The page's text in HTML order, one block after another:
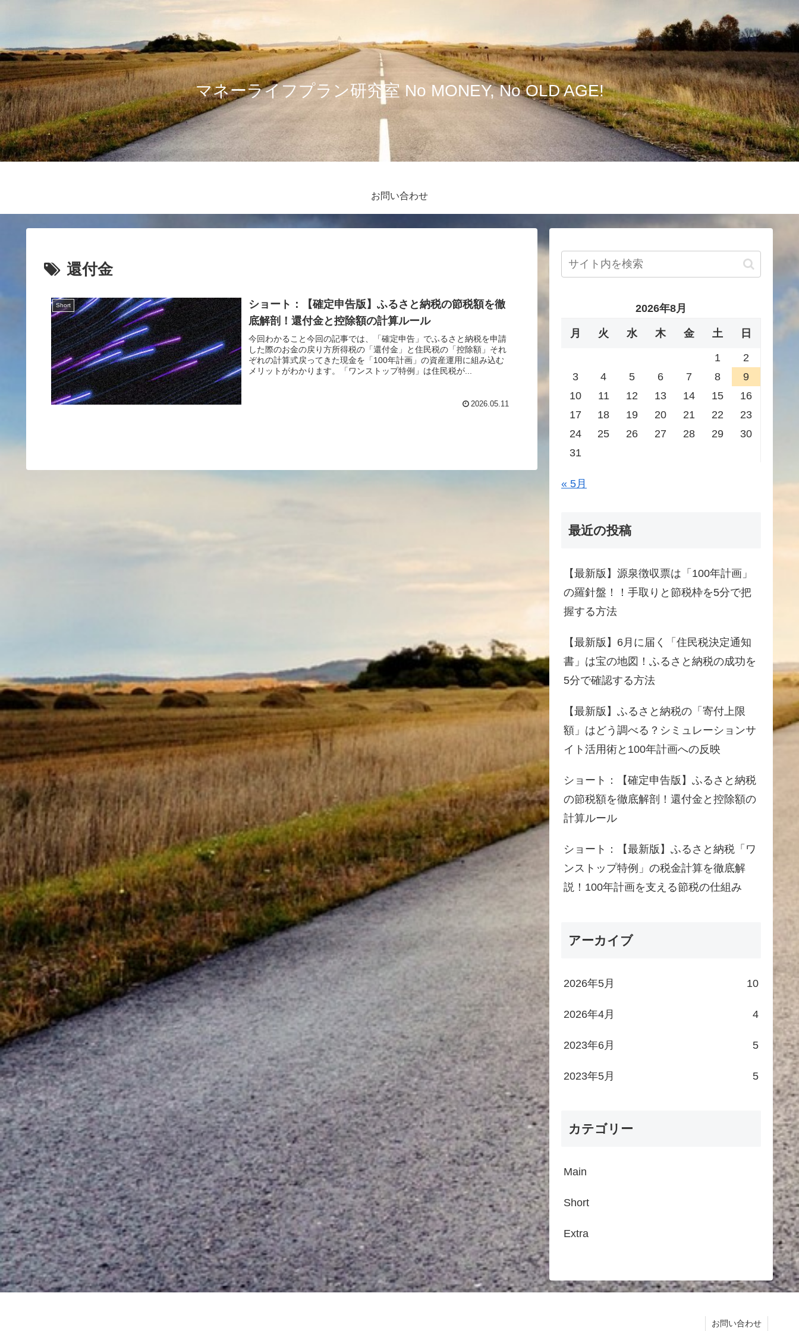
マネーライフプラン研究室 No MONEY, No OLD AGE!
お問い合わせ
還付金
Short
ショート：【確定申告版】ふるさと納税の節税額を徹
底解剖！還付金と控除額の計算ルール
今回わかること今回の記事では、「確定申告」でふるさと納税を申請
した際のお金の戻り方所得税の「還付金」と住民税の「控除額」それ
ぞれの計算式戻ってきた現金を「100年計画」の資産運用に組み込む
メリットがわかります。「ワンストップ特例」は住民税が...
2026.05.11
2026年8月
月 火 水 木 金 土 日
1
2
3
4 5 6 7 8
9
10
11 12 13 14 15
16
17
18 19 20 21 22
23
24
25 26 27 28 29
30
31
« 5月
最近の投稿
【最新版】源泉徴収票は「100年計画」
の羅針盤！！手取りと節税枠を5分で把
握する方法
【最新版】6月に届く「住民税決定通知
書」は宝の地図！ふるさと納税の成功を
5分で確認する方法
【最新版】ふるさと納税の「寄付上限
額」はどう調べる？シミュレーションサ
イト活用術と100年計画への反映
ショート：【確定申告版】ふるさと納税
の節税額を徹底解剖！還付金と控除額の
計算ルール
ショート：【最新版】ふるさと納税「ワ
ンストップ特例」の税金計算を徹底解
説！100年計画を支える節税の仕組み
アーカイブ
2026年5月 10
2026年4月 4
2023年6月 5
2023年5月 5
カテゴリー
Main
Short
Extra
お問い合わせ